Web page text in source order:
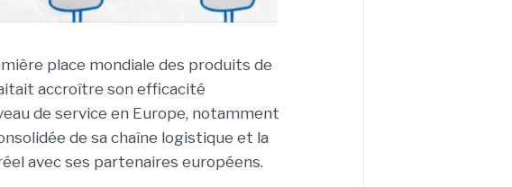
place mondiale des produits de
accroître son efficacité
de service en Europe, notamment
de sa chaîne logistique et la
avec ses partenaires européens.